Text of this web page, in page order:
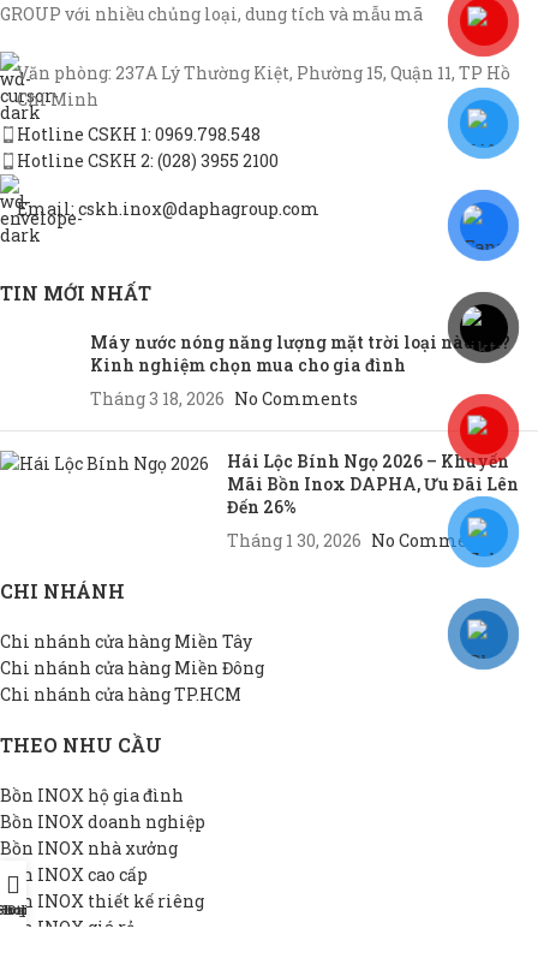
GROUP với nhiều chủng loại, dung tích và mẫu mã
Văn phòng: 237A Lý Thường Kiệt, Phường 15, Quận 11, TP Hồ
Chí Minh
Hotline CSKH 1: 0969.798.548
Hotline CSKH 2: (028) 3955 2100
Email: cskh.inox@daphagroup.com
TIN MỚI NHẤT
Máy nước nóng năng lượng mặt trời loại nào tốt?
Kinh nghiệm chọn mua cho gia đình
Tháng 3 18, 2026 No Comments
Hái Lộc Bính Ngọ 2026 – Khuyến
Mãi Bồn Inox DAPHA, Ưu Đãi Lên
Đến 26%
Tháng 1 30, 2026 No Comments
CHI NHÁNH
Chi nhánh cửa hàng Miền Tây
Chi nhánh cửa hàng Miền Đông
Chi nhánh cửa hàng TP.HCM
THEO NHU CẦU
Bồn INOX hộ gia đình
Bồn INOX doanh nghiệp
Bồn INOX nhà xưởng
Bồn INOX cao cấp
Bồn INOX thiết kế riêng
Bồn INOX giá rẻ
Đại lý